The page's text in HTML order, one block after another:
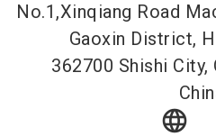
No.1,Xinqiang Road
Gaoxin District,
362700 Shishi City,
language